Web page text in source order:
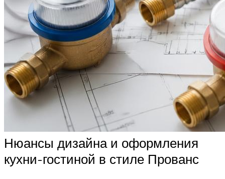
Нюансы дизайна и оформления
кухни-гостиной в стиле Прованс